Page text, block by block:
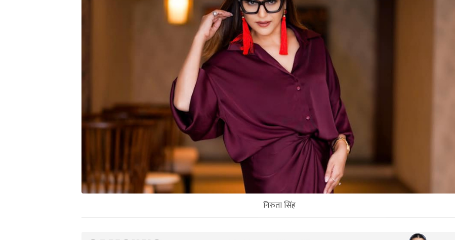
निरुता सिंह